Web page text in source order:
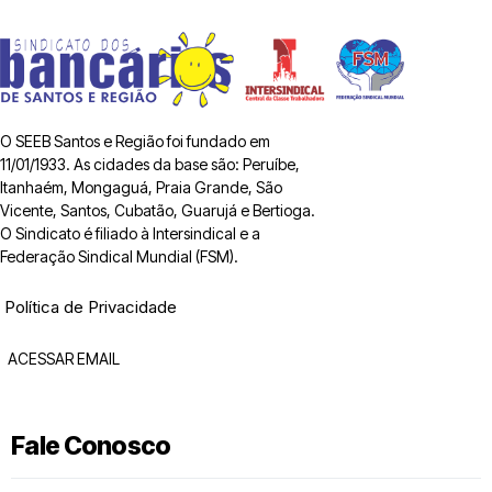
O SEEB Santos e Região foi fundado em
11/01/1933. As cidades da base são: Peruíbe,
Itanhaém, Mongaguá, Praia Grande, São
Vicente, Santos, Cubatão, Guarujá e Bertioga.
O Sindicato é filiado à Intersindical e a
Federação Sindical Mundial (FSM).
Política de Privacidade
ACESSAR EMAIL
Fale Conosco